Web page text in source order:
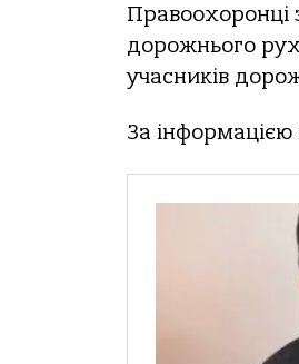
Правоохоронці
дорожнього
учасників
За інформацією